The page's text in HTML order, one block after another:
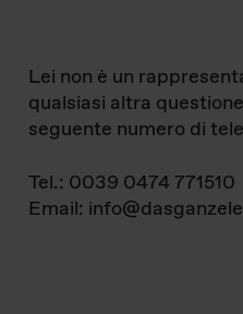
Lei non è un
qualsiasi altra
seguente numero di
Tel.: 0039 0474 771510
Email: